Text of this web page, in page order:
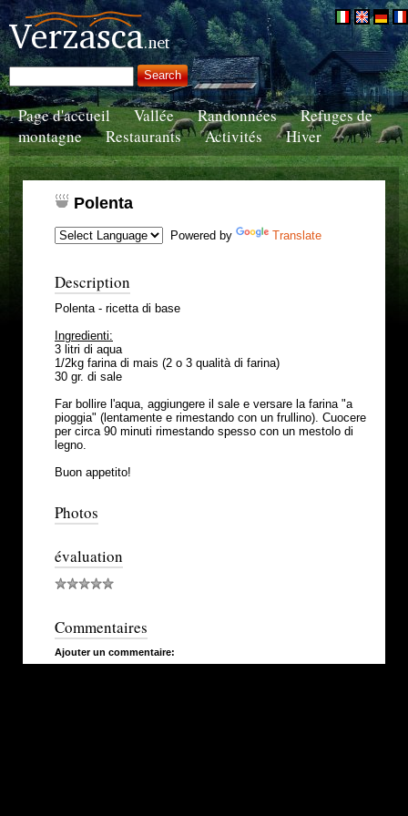
Page d'accueil Vallée Randonnées
Refuges de
montagne
Restaurants Activités Hiver
Polenta
Powered by Translate
Description
Polenta - ricetta di base
Ingredienti:
3 litri di aqua
1/2kg farina di mais (2 o 3 qualità di farina)
30 gr. di sale
Far bollire l'aqua, aggiungere il sale e versare la farina "a
pioggia" (lentamente e rimestando con un frullino). Cuocere
per circa 90 minuti rimestando spesso con un mestolo di
legno.
Buon appetito!
Photos
évaluation
Commentaires
Ajouter un commentaire: